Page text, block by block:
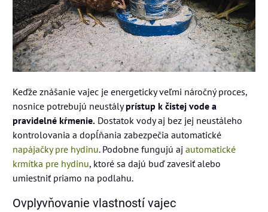
Keďže znášanie vajec je energeticky veľmi náročný proces,
nosnice potrebujú neustályprístup k čistej vode a
pravidelné kŕmenie. Dostatok vody aj bez jej neustáleho
kontrolovania a dopĺňania zabezpečia automatické
napájačky pre hydinu. Podobne fungujú aj automatické
krmítka pre hydinu, ktoré sa dajú buď zavesiť alebo
umiestniť priamo na podlahu.
Ovplyvňovanie vlastností vajec